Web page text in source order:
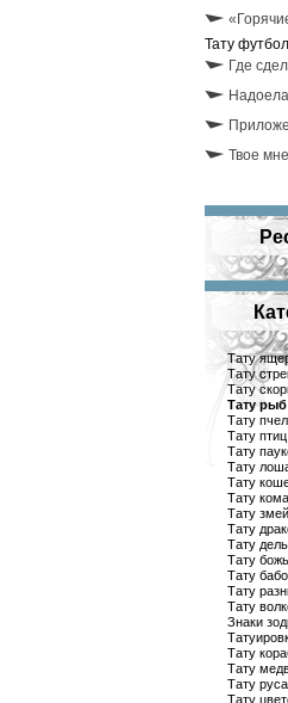
Тату
Где
Твое
Тату
Тату
Тату
Тату рыб
Тату пчел
Тату птиц
Тату
Тату
Тату
Тату
Тату змей
Тату
Тату
Тату
Тату
Тату
Тату
Знаки
Тату
Тату
Тату
Тату